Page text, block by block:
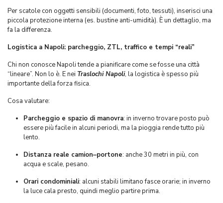
Per scatole con oggetti sensibili (documenti, foto, tessuti), inserisci una
piccola protezione interna (es. bustine anti-umidità). È un dettaglio, ma
fa la differenza.
Logistica a Napoli: parcheggio, ZTL, traffico e tempi “reali”
Chi non conosce Napoli tende a pianificare come se fosse una città
“lineare”. Non lo è. E nei Traslochi Napoli, la logistica è spesso più
importante della forza fisica.
Cosa valutare:
Parcheggio e spazio di manovra: in inverno trovare posto può
essere più facile in alcuni periodi, ma la pioggia rende tutto più
lento.
Distanza reale camion–portone: anche 30 metri in più, con
acqua e scale, pesano.
Orari condominiali: alcuni stabili limitano fasce orarie; in inverno
la luce cala presto, quindi meglio partire prima.